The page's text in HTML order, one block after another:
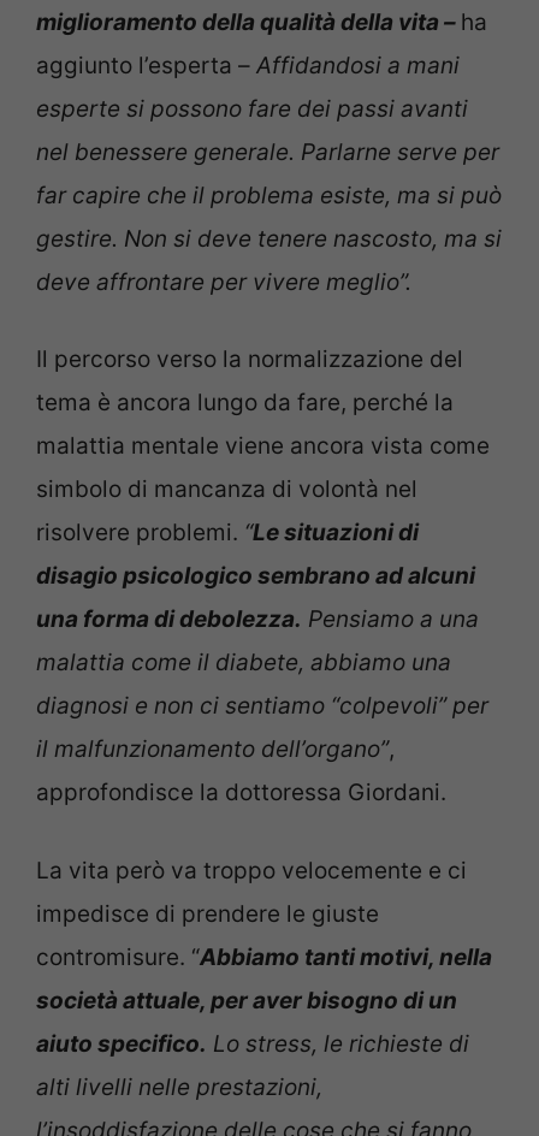
miglioramento della qualità della vita – ha
aggiunto l’esperta – Affidandosi a mani
esperte si possono fare dei passi avanti
nel benessere generale. Parlarne serve per
far capire che il problema esiste, ma si può
gestire. Non si deve tenere nascosto, ma si
deve affrontare per vivere meglio”.
Il percorso verso la normalizzazione del
tema è ancora lungo da fare, perché la
malattia mentale viene ancora vista come
simbolo di mancanza di volontà nel
risolvere problemi. “Le situazioni di
disagio psicologico sembrano ad alcuni
una forma di debolezza. Pensiamo a una
malattia come il diabete, abbiamo una
diagnosi e non ci sentiamo “colpevoli” per
il malfunzionamento dell’organo”,
approfondisce la dottoressa Giordani.
La vita però va troppo velocemente e ci
impedisce di prendere le giuste
contromisure. “Abbiamo tanti motivi, nella
società attuale, per aver bisogno di un
aiuto specifico. Lo stress, le richieste di
alti livelli nelle prestazioni,
l’insoddisfazione delle cose che si fanno